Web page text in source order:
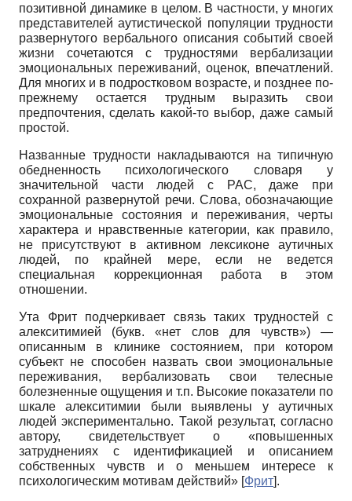
позитивной динамике в целом. В частности, у многих
представителей аутистической популяции трудности
развернутого вербального описания событий своей
жизни сочетаются с трудностями вербализации
эмоциональных переживаний, оценок, впечатлений.
Для многих и в подростковом возрасте, и позднее по-
прежнему остается трудным выразить свои
предпочтения, сделать какой-то выбор, даже самый
простой.
Названные трудности накладываются на типичную
обедненность психологического словаря у
значительной части людей с РАС, даже при
сохранной развернутой речи. Слова, обозначающие
эмоциональные состояния и переживания, черты
характера и нравственные категории, как правило,
не присутствуют в активном лексиконе ау­тичных
людей, по крайней мере, если не ведется
специальная коррекционная работа в этом
отношении.
Ута Фрит подчеркивает связь таких трудностей с
алекситимией (букв. «нет слов для чувств») —
описанным в клинике состоянием, при котором
субъект не способен назвать свои эмоциональные
переживания, вербализовать свои телесные
болезненные ощущения и т.п. Высокие показатели по
шкале алекситимии были выявлены у аутичных
людей экспериментально. Такой результат, согласно
автору, свидетельствует о «повышенных
затруднениях с идентификацией и описанием
собственных чувств и о меньшем интересе к
психологическим мотивам действий» [Фрит].